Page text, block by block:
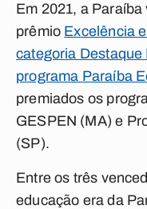
Em 2021, a
prêmio Excelência
categoria
programa Paraíba
premiados os
GESPEN (MA) e
(SP).
Entre os três
educação era da